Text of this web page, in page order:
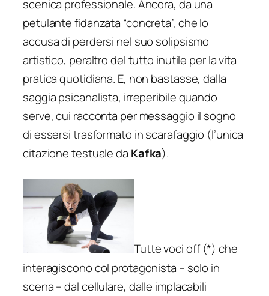
scenica professionale. Ancora, da una
petulante fidanzata “concreta”, che lo
accusa di perdersi nel suo solipsismo
artistico, peraltro del tutto inutile per la vita
pratica quotidiana. E, non bastasse, dalla
saggia psicanalista, irreperibile quando
serve, cui racconta per messaggio il sogno
di essersi trasformato in scarafaggio (l’unica
citazione testuale da Kafka).
Tutte voci off (*) che
interagiscono col protagonista – solo in
scena – dal cellulare, dalle implacabili